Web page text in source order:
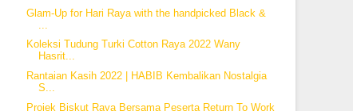
Glam-Up for Hari Raya with the handpicked Black &
Koleksi Tudung Turki Cotton Raya 2022 Wany
Hasrit...
Rantaian Kasih 2022 | HABIB Kembalikan Nostalgia
S...
Projek Biskut Raya Bersama Peserta Return To Work